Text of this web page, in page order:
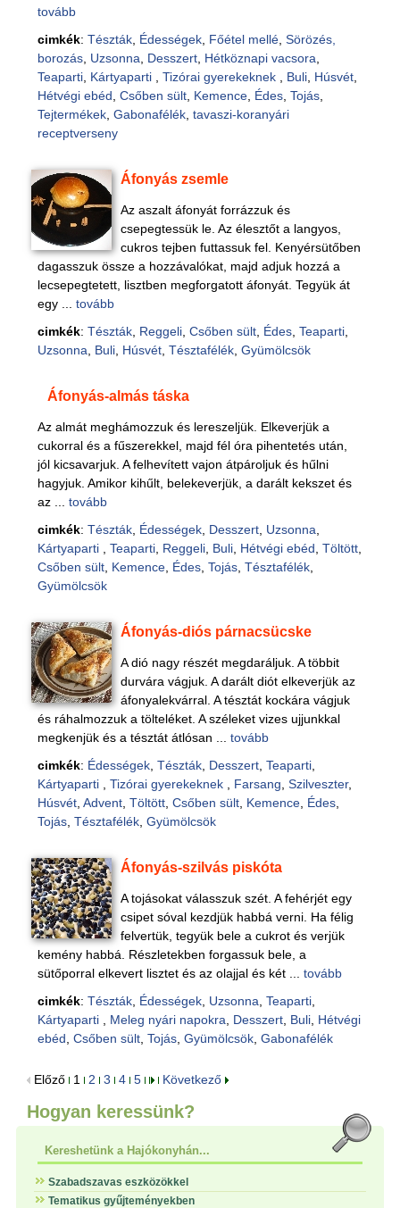
tovább
cimkék: Tészták, Édességek, Főétel mellé, Sörözés,
borozás, Uzsonna Desszert, Hétköznapi vacsora
Teaparti, Kártyaparti Tizórai gyerekeknek Buli, Húsvét,
Hétvégi ebéd Csőben sült, Kemence, Édes, Tojás,
Tejtermékek, Gabonafélék, tavaszi-koranyári
receptverseny
Áfonyás zsemle
Az aszalt áfonyát forrázzuk és
csepegtessük le. Az élesztőt a langyos,
cukros tejben futtassuk fel. Kenyérsütőben
dagasszuk össze a hozzávalókat, majd adjuk hozzá a
lecsepegtetett, lisztben megforgatott áfonyát. Tegyük át
egy ... tovább
cimkék: Tészták, Reggeli, Csőben sült, Édes, Teaparti,
Uzsonna
Buli, Húsvét, Tésztafélék, Gyümölcsök
Áfonyás-almás táska
Az almát meghámozzuk és lereszeljük. Elkeverjük a
cukorral és a fűszerekkel, majd fél óra pihentetés után,
jól kicsavarjuk. A felhevített vajon átpároljuk és hűlni
hagyjuk. Amikor kihűlt, belekeverjük, a darált kekszet és
az ... tovább
cimkék: Tészták, Édességek, Desszert, Uzsonna
Kártyaparti
Teaparti, Reggeli, Buli, Hétvégi ebéd Töltött,
Csőben sült, Kemence, Édes, Tojás, Tésztafélék,
Gyümölcsök
Áfonyás-diós párnacsücske
A dió nagy részét megdaráljuk. A többit
durvára vágjuk. A darált diót elkeverjük az
áfonyalekvárral. A tésztát kockára vágjuk
és ráhalmozzuk a tölteléket. A széleket vizes ujjunkkal
megkenjük és a tésztát átlósan ... tovább
cimkék: Édességek, Tészták, Desszert, Teaparti,
Kártyaparti
Tizórai gyerekeknek Farsang Szilveszter,
Húsvét, Advent, Töltött, Csőben sült, Kemence, Édes,
Tojás, Tésztafélék, Gyümölcsök
Áfonyás-szilvás piskóta
A tojásokat válasszuk szét. A fehérjét egy
csipet sóval kezdjük habbá verni. Ha félig
felvertük, tegyük bele a cukrot és verjük
kemény habbá. Részletekben forgassuk bele, a
sütőporral elkevert lisztet és az olajjal és két ... tovább
cimkék: Tészták, Édességek, Uzsonna Teaparti,
Kártyaparti
Meleg nyári napokra Desszert, Buli, Hétvégi
ebéd Csőben sült, Tojás, Gyümölcsök, Gabonafélék
Előző 1 2 3 4 5 Következő
Hogyan keressünk?
Kereshetünk a Hajókonyhán...
Szabadszavas eszközökkel
Tematikus gyűjteményekben